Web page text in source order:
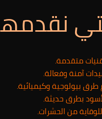
متقدمة.
آمنة وفعالة.
بيولوجية وكيميائية.
بطرق حديثة.
من الحشرات.